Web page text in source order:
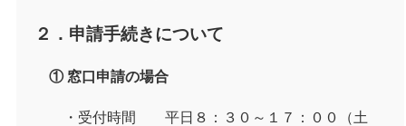
２．申請手続きについて
① 窓口申請の場合
・受付時間 平日８：３０～１７：００（土